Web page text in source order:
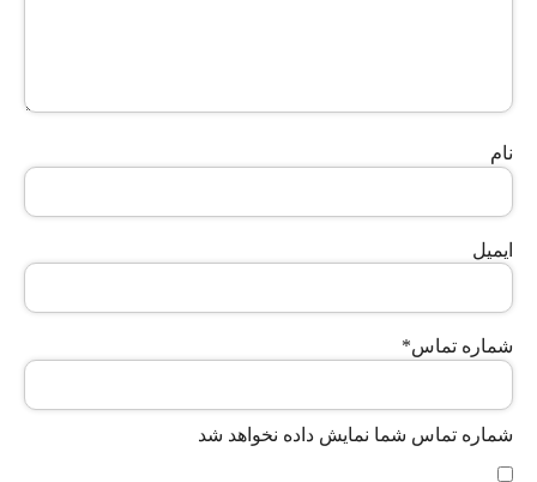
نام
ایمیل
شماره تماس*
شماره تماس شما نمایش داده نخواهد شد